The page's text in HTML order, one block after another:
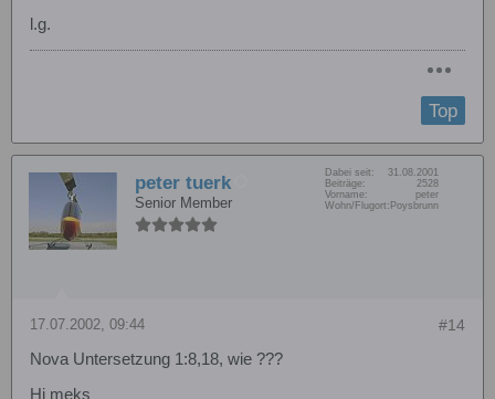
l.g.
Top
peter tuerk
Senior Member
Dabei seit:
31.08.2001
Beiträge:
2528
Vorname:
peter
Wohn/Flugort: Poysbrunn
#14
17.07.2002, 09:44
Nova Untersetzung 1:8,18, wie ???
Hi meks